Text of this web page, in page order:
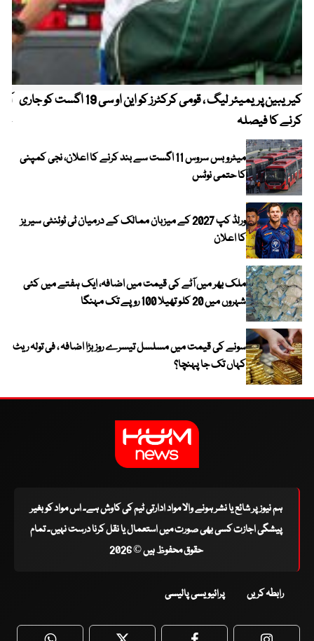
کیریبین پریمیئر لیگ ، قومی کرکٹرز کو این او سی 19 اگست کو جاری
کرنے کا فیصلہ
میٹرو بس سروس 11 اگست سے بند کرنے کا اعلان، نجی کمپنی
کا حتمی نوٹس
ورلڈ کپ 2027 کے میزبان ممالک کے درمیان ٹی ٹوئنٹی سیریز
کا اعلان
ملک بھر میں آٹے کی قیمت میں اضافہ، ایک ہفتے میں کئی
شہروں میں 20 کلو تھیلا 100 روپے تک مہنگا
سونے کی قیمت میں مسلسل تیسرے روز بڑا اضافہ ، فی تولہ ریٹ
کہاں تک جا پہنچا؟
ہم نیوز پر شائع یا نشر ہونے والا مواد ادارتی ٹیم کی کاوش ہے۔ اس مواد کو بغیر
پیشگی اجازت کسی بھی صورت میں استعمال یا نقل کرنا درست نہیں۔ تمام
حقوق محفوظ ہیں © 2026
رابطہ کریں پرائیویسی پالیسی